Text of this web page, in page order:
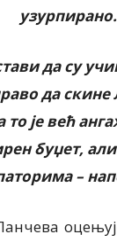
узурпирано.
да су
да скине
је већ
буџет, али
–